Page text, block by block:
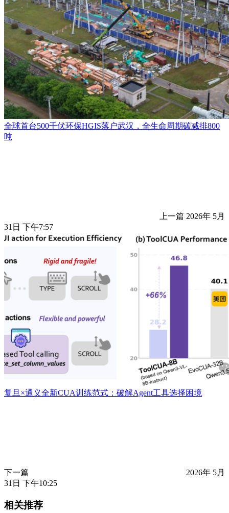
全球首台500千伏环保HGIS落户武汉，全生命周期碳减排800
吨
上一篇 2026年 5月
31日 下午7:57
复旦×通义全新CUA训练范式：破解Agent工具选择困境
下一篇
2026年 5月
31日 下午10:25
相关推荐